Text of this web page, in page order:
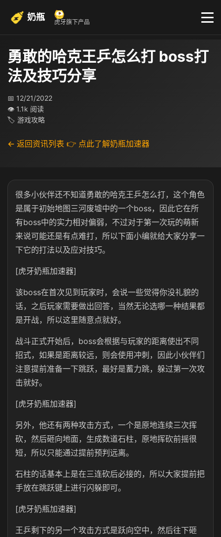
奶瓶 虎牙旗下产品
勇敢的哈克王乒怎么打 boss打
法及技巧分享
📅 12/21/2022
👁 1.1k 阅读
🏷 游戏攻略
← 返回资讯列表 👉 点此了解奶瓶加速器
很多小伙伴还不知道勇敢的哈克王乒怎么打，这个角色
是属于初始地图三河废墟中的一个boss，因此它在所
有boss中的实力相对偏弱，不过对于第一次玩的萌新
来说可能还是有点难打，所以下面小编就给大家分享一
下它的打法以及应对技巧。
[虎牙奶瓶加速器]
该boss在首次见到玩家时，会说一些觉得你没礼貌的
话，之后玩家需要做出回答，当然无论选哪一种结果都
是开战，所以这里随意点就好。
战斗正式开始后，boss会根据与玩家的距离使出不同
招式，如果是距离较远，则会使用冲刺，因此小伙伴们
注意提前准备一下跳跃，最好是蓄力跳，躲过第一次攻
击就好。
[虎牙奶瓶加速器]
另外，他还有两种攻击方式，一个是原地连续三次挥
砍，然后砸向地面，生成数道石柱，原地挥砍前摇很
短，所以只能通过提前预判远离。
石柱的话基本上是在三连砍后必接的，所以大家提前把
手放在跳跃键上进行闪躲即可。
[虎牙奶瓶加速器]
王乒剩下的另一个攻击方式是跃向空中，然后往下砸